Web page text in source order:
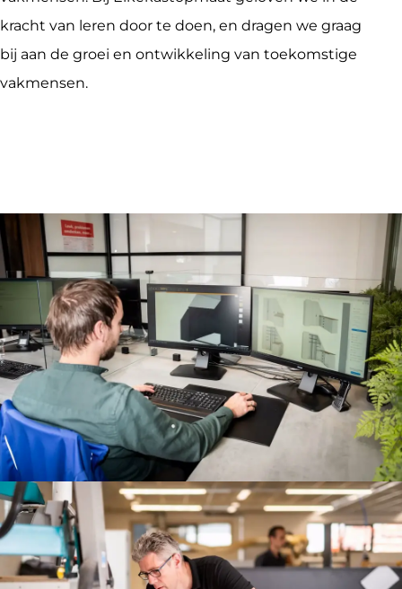
kracht van leren door te doen, en dragen we graag
bij aan de groei en ontwikkeling van toekomstige
vakmensen.